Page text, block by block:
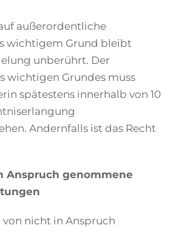
außerordentliche
wichtigem Grund bleibt
unberührt. Der
wichtigen Grundes muss
spätestens innerhalb von 10
Andernfalls ist das Recht
Anspruch genommene
nicht in Anspruch